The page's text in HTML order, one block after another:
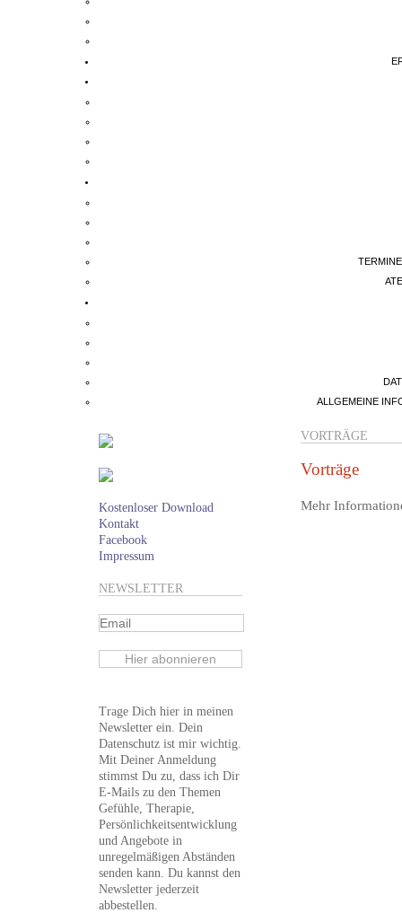
ALLGEMEINE
VORTRÄGE
Vorträge
Mehr
Kostenloser Download
Kontakt
Facebook
Impressum
NEWSLETTER
Trage Dich hier in meinen
Newsletter ein. Dein
Datenschutz ist mir wichtig.
Mit Deiner Anmeldung
stimmst Du zu, dass ich Dir
E-Mails zu den Themen
Gefühle, Therapie,
Persönlichkeitsentwicklung
und Angebote in
unregelmäßigen Abständen
senden kann. Du kannst den
Newsletter jederzeit
abbestellen.